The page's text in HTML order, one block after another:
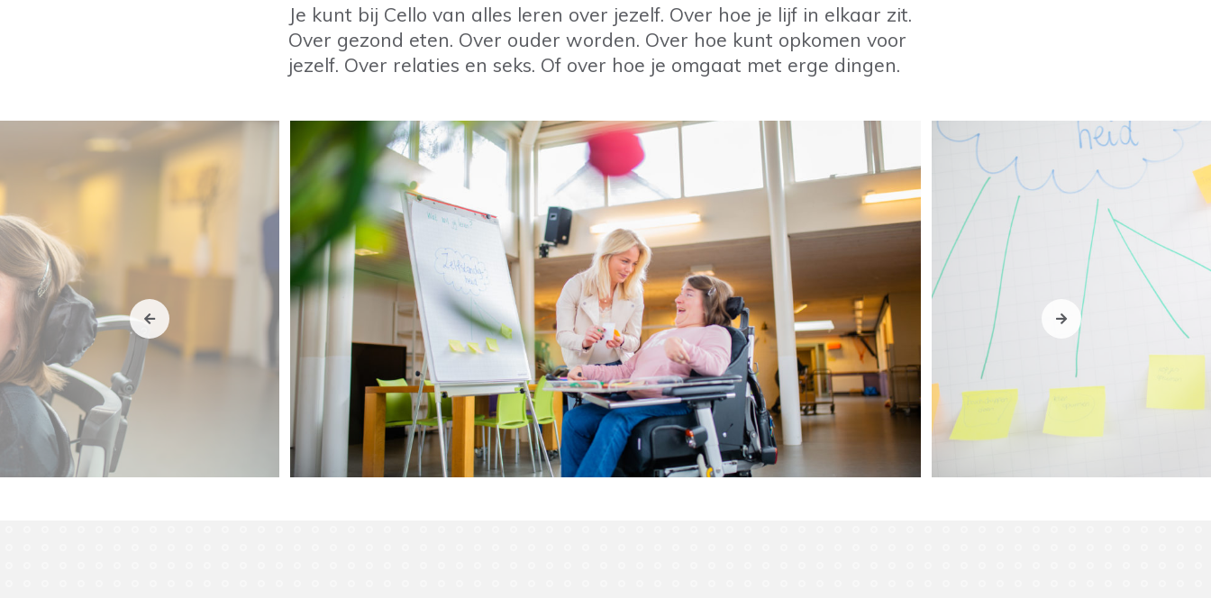
info@cello-zorg.nl
Je kunt bij Cello van alles leren over jezelf. Over hoe je lijf in elkaar zit.
Over gezond eten. Over ouder worden. Over hoe kunt opkomen voor
jezelf. Over relaties en seks. Of over hoe je omgaat met erge dingen.